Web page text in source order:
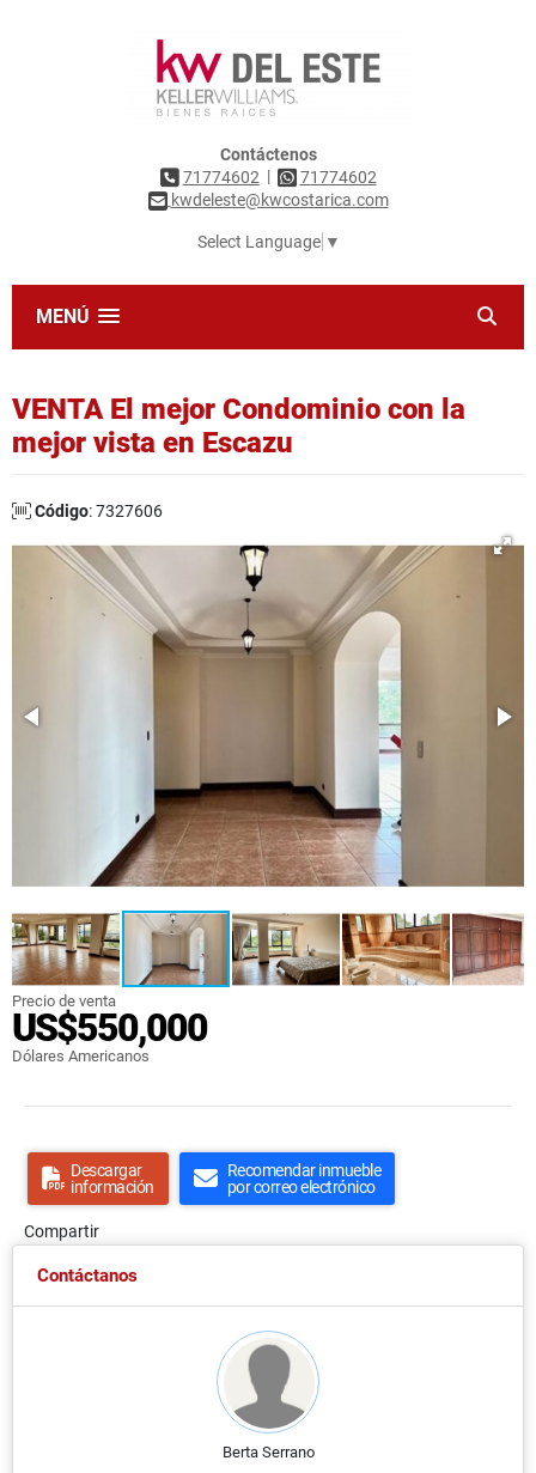
Contáctenos
71774602 |
71774602
kwdeleste@kwcostarica.com
Select Language ▼
MENÚ
VENTA El mejor Condominio con la
mejor vista en Escazu
Código: 7327606
Precio de venta
US$550,000
Dólares Americanos
Descargar
información
Recomendar inmueble
por correo electrónico
Compartir
Contáctanos
Berta Serrano